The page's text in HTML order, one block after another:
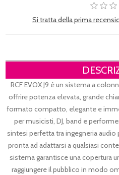
Si tratta della prima
RCF EVOX J9 è un sistema a
offrire potenza elevata, grande
formato compatto, elegante e
per musicisti, DJ, band e
sintesi perfetta tra ingegneria
pronta ad adattarsi a qualsiasi
sistema garantisce una copertura
raggiungere il pubblico in modo